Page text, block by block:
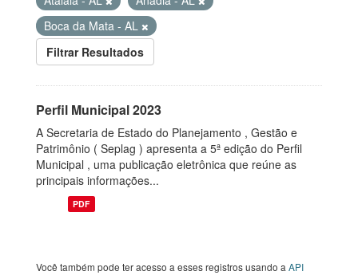
Boca da Mata - AL
Filtrar Resultados
Perfil Municipal 2023
A Secretaria de Estado do Planejamento , Gestão e
Patrimônio ( Seplag ) apresenta a 5ª edição do Perfil
Municipal , uma publicação eletrônica que reúne as
principais informações...
PDF
Você também pode ter acesso a esses registros usando a API